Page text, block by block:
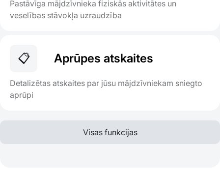
Pastāvīga mājdzīvnieka fiziskās aktivitātes un
veselības stāvokļa uzraudzība
📋 Aprūpes atskaites
Detalizētas atskaites par jūsu mājdzīvniekam sniegto
aprūpi
Visas funkcijas